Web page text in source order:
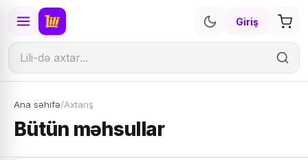
Giriş
Ana səhifə/Axtarış
Bütün məhsullar